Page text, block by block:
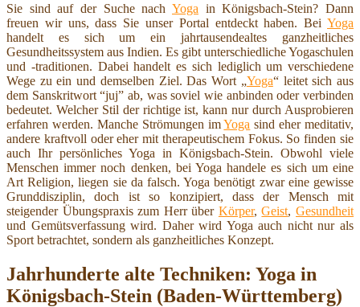
Sie sind auf der Suche nach Yoga in Königsbach-Stein? Dann
freuen wir uns, dass Sie unser Portal entdeckt haben. Bei Yoga
handelt es sich um ein jahrtausendealtes ganzheitliches
Gesundheitssystem aus Indien. Es gibt unterschiedliche Yogaschulen
und -traditionen. Dabei handelt es sich lediglich um verschiedene
Wege zu ein und demselben Ziel. Das Wort „Yoga“ leitet sich aus
dem Sanskritwort “juj” ab, was soviel wie anbinden oder verbinden
bedeutet. Welcher Stil der richtige ist, kann nur durch Ausprobieren
erfahren werden. Manche Strömungen imYoga sind eher meditativ,
andere kraftvoll oder eher mit therapeutischem Fokus. So finden sie
auch Ihr persönliches Yoga in Königsbach-Stein. Obwohl viele
Menschen immer noch denken, bei Yoga handele es sich um eine
Art Religion, liegen sie da falsch. Yoga benötigt zwar eine gewisse
Grunddisziplin, doch ist so konzipiert, dass der Mensch mit
steigender Übungspraxis zum Herr über Körper,Geist,Gesundheit
und Gemütsverfassung wird. Daher wird Yoga auch nicht nur als
Sport betrachtet, sondern als ganzheitliches Konzept.
Jahrhunderte alte Techniken: Yoga in
Königsbach-Stein (Baden-Württemberg)